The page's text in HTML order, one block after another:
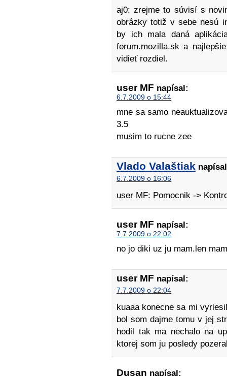
aj0: zrejme to súvisí s
obrázky totiž v sebe nesú
by ich mala daná
forum.mozilla.sk a
vidieť rozdiel.
user MF napísal:
6.7.2009 o 15:44
mne sa samo
3.5
musim to rucne zee
Vlado Valaštiak
6.7.2009 o 16:06
user MF: Pomocnik ->
user MF napísal:
7.7.2009 o 22:02
no jo diki uz ju mam.len
user MF napísal:
7.7.2009 o 22:04
kuaaa konecne sa mi
bol som dajme tomu v jej
hodil tak ma nechalo na
ktorej som ju posledy
Dusan napísal: